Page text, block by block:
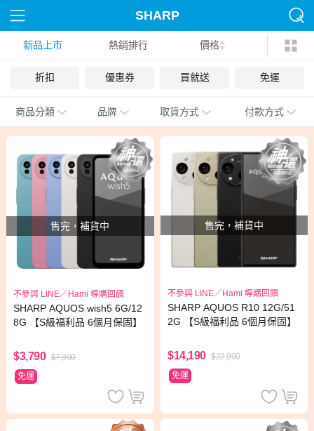
SHARP
新品上市 熱銷排行 價格
折扣 優惠券 買就送 免運
商品分類 品牌 取貨方式 付款方式
售完，補貨中
不參與 LINE／Hami 導購回饋
SHARP AQUOS wish5 6G/12
8G 【S級福利品 6個月保固】
$3,790 $7,990
免運
售完，補貨中
不參與 LINE／Hami 導購回饋
SHARP AQUOS R10 12G/51
2G 【S級福利品 6個月保固】
$14,190 $22,990
免運